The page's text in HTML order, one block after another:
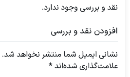
نقد و بررسی وجود ندارد.
افزودن نقد و بررسی
نشانی ایمیل شما منتشر نخواهد شد.
علامت‌گذاری شده‌اند*